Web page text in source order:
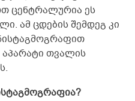
ცენტრალურია ეს
ამ ცდების შემდეგ კი
თვალის